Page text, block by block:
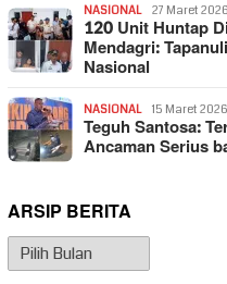
NASIONAL 27 Maret 2026
120 Unit Huntap
Mendagri:
Nasional
NASIONAL 15 Maret 2026
Teguh Santosa:
Ancaman Serius
ARSIP BERITA
Arsip
Berita